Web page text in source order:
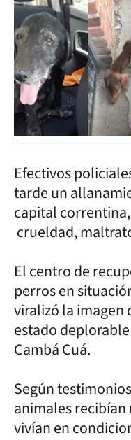
Efectivos
tarde un
capital
crueldad,
El centro de
perros en
viralizó la imagen
estado
Cambá Cuá.
Según
animales
vivían en